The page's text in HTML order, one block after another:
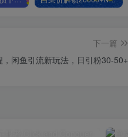
下一篇
，闲鱼引流新玩法，日引粉30-50+